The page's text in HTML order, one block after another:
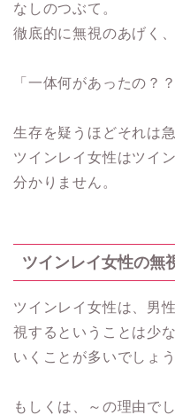
なしのつぶて。
徹底的に無視のあげく
「一体何があったの？？
生存を疑うほどそれは
ツインレイ女性はツイ
分かりません。
ツインレイ女性の無
ツインレイ女性は、男
視するということは少
いくことが多いでしょう
もしくは、～の理由で